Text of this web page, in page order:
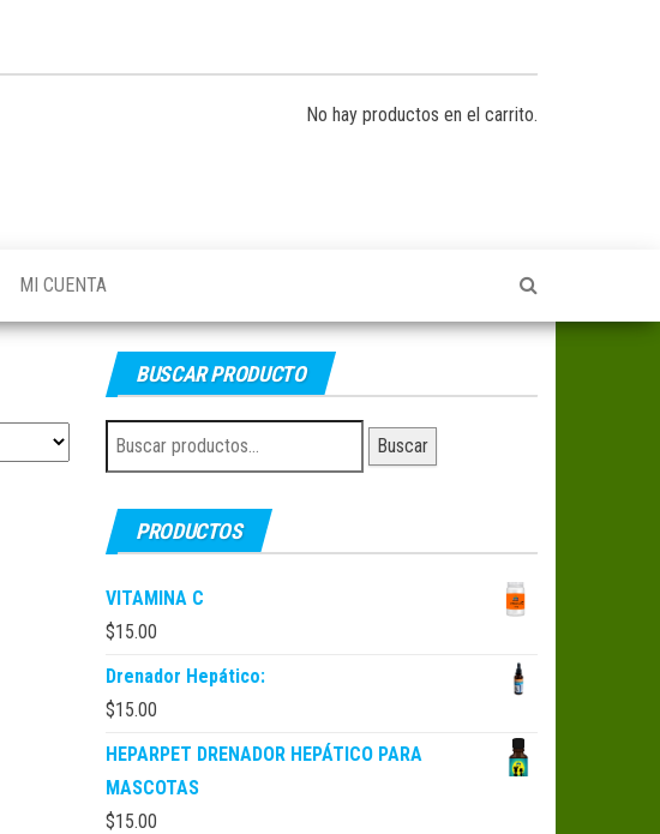
No hay productos en el carrito.
MI CUENTA
BUSCAR PRODUCTO
Buscar
por:
Buscar
PRODUCTOS
VITAMINA C
$15.00
Drenador Hepático:
$15.00
HEPARPET DRENADOR HEPÁTICO PARA
MASCOTAS
$15.00